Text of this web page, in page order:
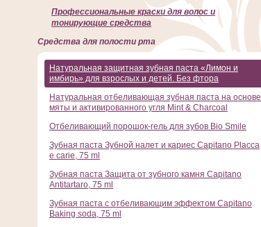
Профессиональные краски для волос и
тонирующие средства
Cредства для полости рта
Натуральная защитная зубная паста «Лимон и
имбирь» для взрослых и детей. Без фтора
Натуральная отбеливающая зубная паста на основе
мяты и активированного угля Mint & Charcoal
Отбеливающий порошок-гель для зубов Bio Smile
Зубная паста Зубной налет и кариес Capitano Placca
e carie, 75 ml
Зубная паста Защита от зубного камня Capitano
Antitartaro, 75 ml
Зубная паста с отбеливающим эффектом Capitano
Baking soda, 75 ml